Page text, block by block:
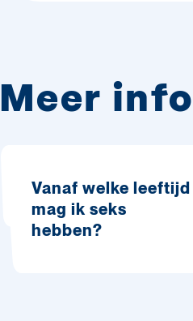
Meer
Vanaf welke leeftijd
mag ik seks
hebben?